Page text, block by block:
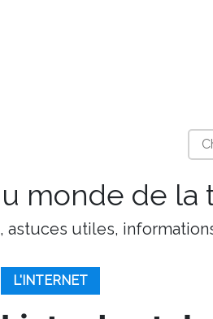
monde de
utiles,
L'INTERNET